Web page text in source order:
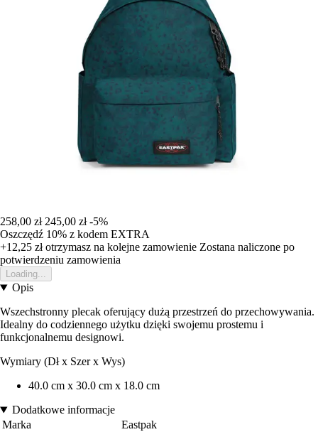
258,00 zł 245,00 zł -5%
Oszczędź 10% z kodem EXTRA
+12,25 złotrzymasz na kolejne zamowienie Zostana naliczone po
potwierdzeniu zamowienia
Loading...
Opis
Wszechstronny plecak oferujący dużą przestrzeń do przechowywania.
Idealny do codziennego użytku dzięki swojemu prostemu i
funkcjonalnemu designowi.
Wymiary (Dł x Szer x Wys)
40.0 cm x 30.0 cm x 18.0 cm
Dodatkowe informacje
Marka
Eastpak